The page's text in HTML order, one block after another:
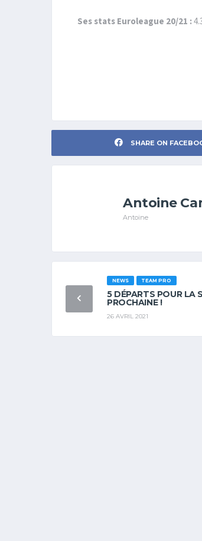
Ses stats Euroleague 20/21 :
SHARE ON
Antoine
Antoine
NEWS TEAM PRO
5 DÉPARTS POUR LA
PROCHAINE !
26 AVRIL 2021